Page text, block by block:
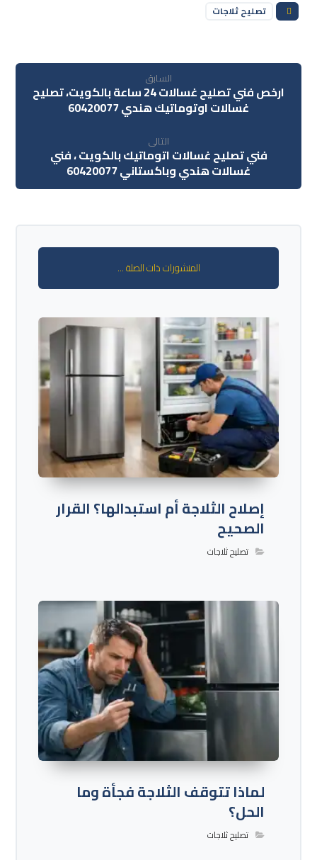
تصليح ثلاجات
السابق
ارخص فني تصليح غسالات 24 ساعة بالكويت، تصليح
غسالات اوتوماتيك هندي 60420077
التالى
فني تصليح غسالات اتوماتيك بالكويت ، فني
غسالات هندي وباكستاني 60420077
المنشورات ذات الصلة ...
إصلاح الثلاجة أم استبدالها؟ القرار
الصحيح
تصليح ثلاجات
لماذا تتوقف الثلاجة فجأة وما
الحل؟
تصليح ثلاجات